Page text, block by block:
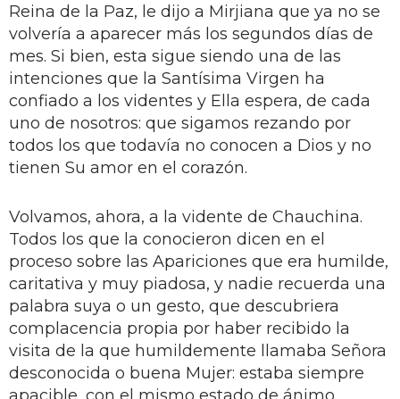
Reina de la Paz, le dijo a Mirjiana que ya no se
volvería a aparecer más los segundos días de
mes. Si bien, esta sigue siendo una de las
intenciones que la Santísima Virgen ha
confiado a los videntes y Ella espera, de cada
uno de nosotros: que sigamos rezando por
todos los que todavía no conocen a Dios y no
tienen Su amor en el corazón.
Volvamos, ahora, a la vidente de Chauchina.
Todos los que la conocieron dicen en el
proceso sobre las Apariciones que era humilde,
caritativa y muy piadosa, y nadie recuerda una
palabra suya o un gesto, que descubriera
complacencia propia por haber recibido la
visita de la que humildemente llamaba Señora
desconocida o buena Mujer: estaba siempre